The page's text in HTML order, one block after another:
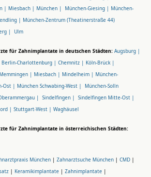
| Miesbach | München | München-Giesing | München-
| München-Zentrum (Theatinerstraße 44)
| Ulm
für Zahnimplantate in deutschen Städten: Augsburg |
Berlin-Charlottenburg | Chemnitz | Köln-Brück |
Memmingen | Miesbach | Mindelheim | München-
Ost | München Schwabing-West |
München-Solln
| Sindelfingen | Sindelfingen Mitte-Ost |
| Stuttgart-West | Waghäusel
für Zahnimplantate in österreichischen Städten:
München | Zahnarztsuche München | CMD |
| Keramikimplantate | Zahnimplantate |